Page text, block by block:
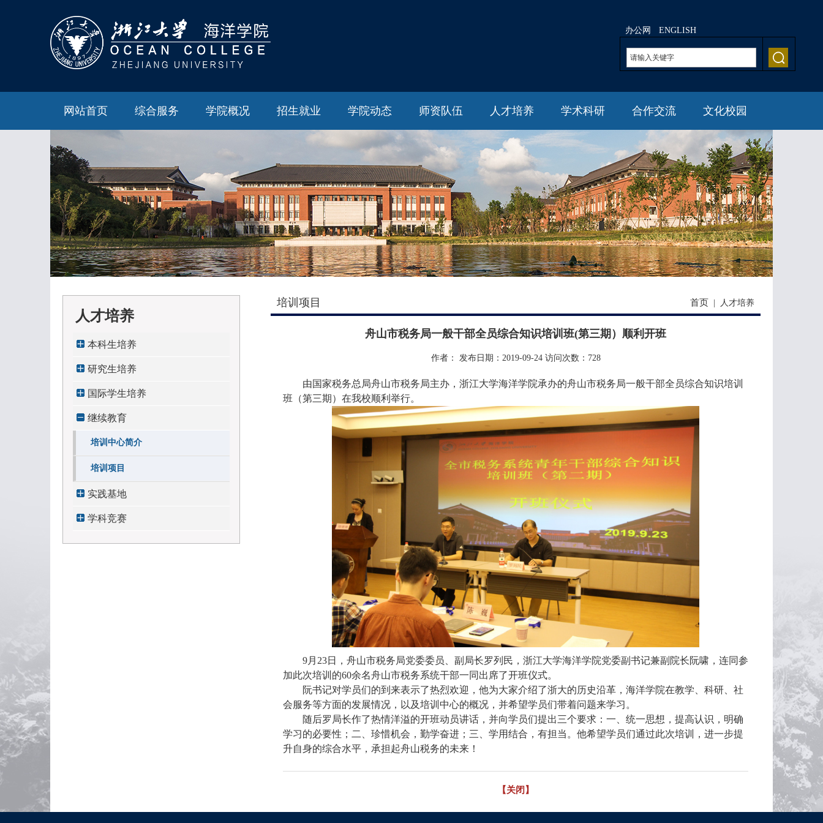
办公网 ENGLISH
网站首页 综合服务 学院概况 招生就业 学院动态 师资队伍 人才培养 学术科研 合作交流 文化校园
人才培养
本科生培养
研究生培养
国际学生培养
继续教育
培训中心简介
培训项目
实践基地
学科竞赛
培训项目 首页 人才培养
舟山市税务局一般干部全员综合知识培训班(第三期）顺利开班
作者： 发布日期：2019-09-24 访问次数： 728
由国家税务总局舟山市税务局主办，浙江大学海洋学院承办的舟山市税务局一般干部全员综合知识培训
班（第三期）在我校顺利举行。
9月 23日，舟山市税务局党委委员、副局长罗列民，浙江大学海洋学院党委副书记兼副院长阮啸，连同参
加此次培训的60余名舟山市税务系统干部一同出席了开班仪式。
阮书记对学员们的到来表示了热烈欢迎，他为大家介绍了浙大的历史沿革，海洋学院在教学、科研、社
会服务等方面的发展情况，以及培训中心的概况，并希望学员们带着问题来学习。
随后罗局长作了热情洋溢的开班动员讲话，并向学员们提出三个要求：一、统一思想，提高认识，明确
学习的必要性；二、珍惜机会，勤学奋进；三、学用结合，有担当。他希望学员们通过此次培训，进一步提
升自身的综合水平，承担起舟山税务的未来！
【关闭】